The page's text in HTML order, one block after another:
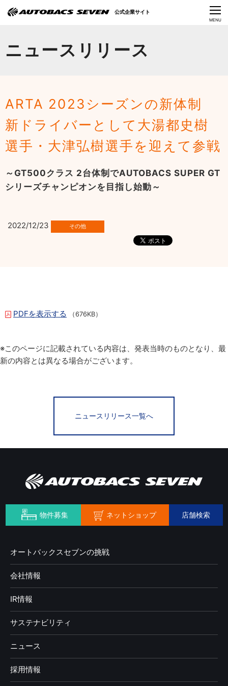
CLOSE
MENU
ニュースリリース
ARTA 2023シーズンの新体制
新ドライバーとして大湯都史樹
選手・大津弘樹選手を迎えて参戦
～GT500クラス 2台体制でAUTOBACS SUPER GT
シリーズチャンピオンを目指し始動～
2022/12/23
PDFを表示する （676KB）
公式企業サイト
サステナビリティ
Language
※このページに記載されている内容は、発表当時のものとなり、最
新の内容とは異なる場合がございます。
ニュースリリース一覧へ
物件募集 ネットショップ 店舗検索
オートバックスセブンの挑戦
会社情報
IR情報
サステナビリティ
ニュース
採用情報